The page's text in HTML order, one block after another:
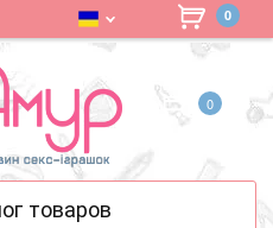
0
0
товаров